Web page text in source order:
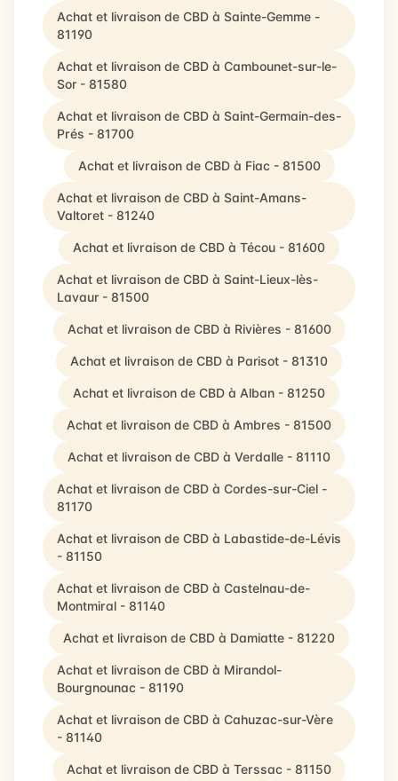
Achat et livraison de CBD à Sainte-Gemme -
81190
Achat et livraison de CBD à Cambounet-sur-le-
Sor - 81580
Achat et livraison de CBD à Saint-Germain-des-
Prés - 81700
Achat et livraison de CBD à Fiac - 81500
Achat et livraison de CBD à Saint-Amans-
Valtoret - 81240
Achat et livraison de CBD à Técou - 81600
Achat et livraison de CBD à Saint-Lieux-lès-
Lavaur - 81500
Achat et livraison de CBD à Rivières - 81600
Achat et livraison de CBD à Parisot - 81310
Achat et livraison de CBD à Alban - 81250
Achat et livraison de CBD à Ambres - 81500
Achat et livraison de CBD à Verdalle - 81110
Achat et livraison de CBD à Cordes-sur-Ciel -
81170
Achat et livraison de CBD à Labastide-de-Lévis
- 81150
Achat et livraison de CBD à Castelnau-de-
Montmiral - 81140
Achat et livraison de CBD à Damiatte - 81220
Achat et livraison de CBD à Mirandol-
Bourgnounac - 81190
Achat et livraison de CBD à Cahuzac-sur-Vère
- 81140
Achat et livraison de CBD à Terssac - 81150